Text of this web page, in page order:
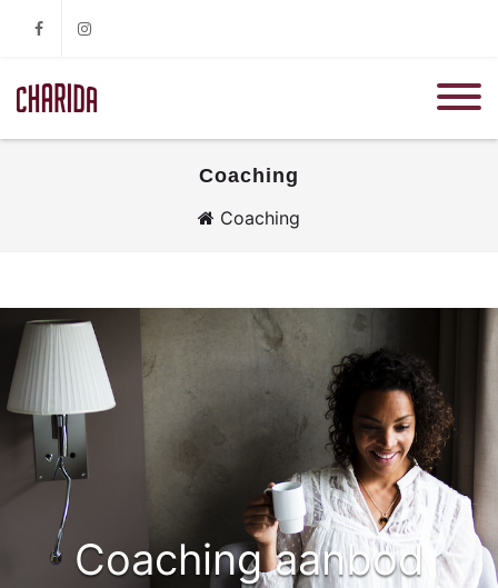
FacebookInstagram
Coaching
Coaching
Coaching aanbod